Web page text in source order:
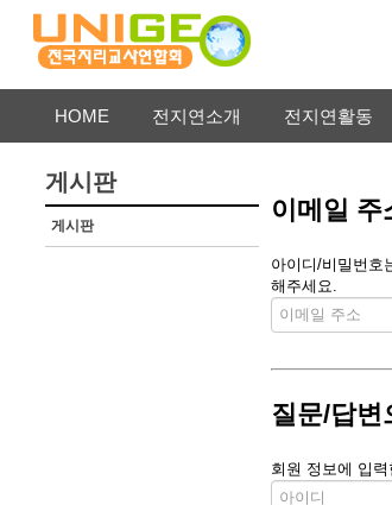
HOME 전지연소개 전지연활동
게시판
게시판
이메일 주
아이디/비밀번호
해주세요.
질문/답변
회원 정보에 입